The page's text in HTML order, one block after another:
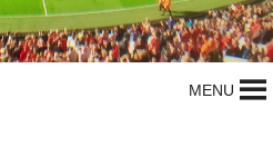
MENU